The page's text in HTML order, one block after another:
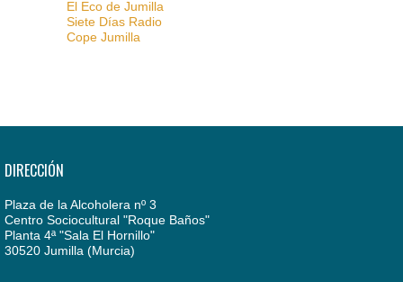
El Eco de Jumilla
Siete Días Radio
Cope Jumilla
DIRECCIÓN
Plaza de la Alcoholera nº 3
Centro Sociocultural "Roque Baños"
Planta 4ª "Sala El Hornillo"
30520 Jumilla (Murcia)